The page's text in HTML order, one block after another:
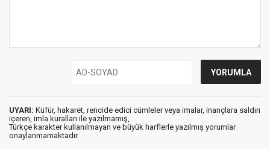
UYARI: Küfür, hakaret, rencide edici cümleler veya imalar, inançlara saldırı
içeren, imla kuralları ile yazılmamış,
Türkçe karakter kullanılmayan ve büyük harflerle yazılmış yorumlar
onaylanmamaktadır.